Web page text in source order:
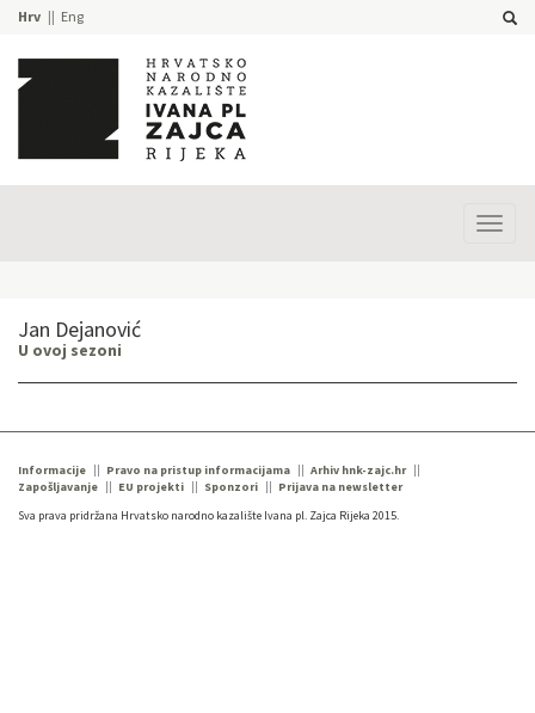
Hrv Eng
Jan Dejanović
U ovoj sezoni
Informacije Pravo na pristup informacijama
Arhiv hnk-zajc.hr
Zapošljavanje
EU projekti Sponzori
Prijava na newsletter
Sva prava pridržana Hrvatsko narodno kazalište Ivana pl. Zajca Rijeka 2015.